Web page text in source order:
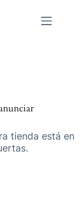
tienda está en